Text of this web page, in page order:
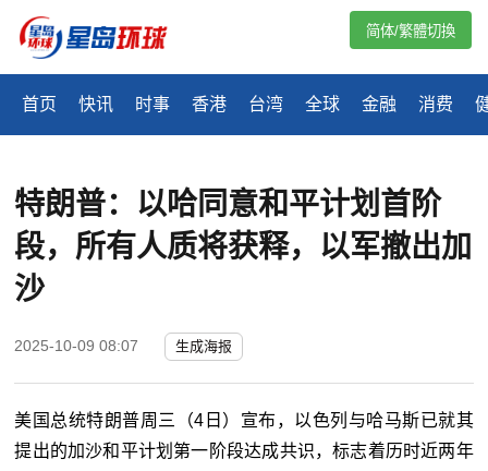
首页 快讯 时事 香港 台湾 全球 金融 消费
简体/繁體切換
特朗普：以哈同意和平计划首阶
段，所有人质将获释，以军撤出加
沙
2025-10-09 08:07 生成海报
美国总统特朗普周三（4 日）宣布，以色列与哈马斯已就其
提出的加沙和平计划第一阶段达成共识，标志着历时近两年